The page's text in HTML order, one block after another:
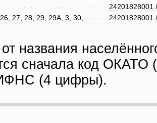
24201828001
24201828001
27, 28, 29, 29А, 3, 30,
названия
сначала код ОКАТО
(4 цифры).